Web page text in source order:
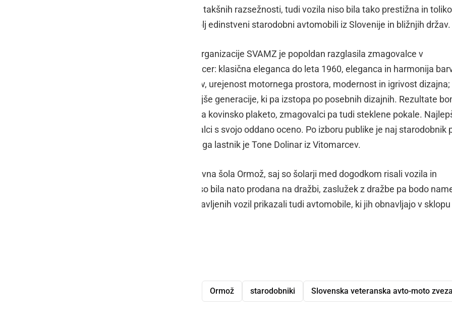
Ormoška prireditev še sicer ni imela takšnih razsežnosti, tudi vozila niso bila tako prestižna in toliko
vredna, so pa bili v konkurenci najbolj edinstveni starodobni avtomobili iz Slovenije in bližnjih držav.
Štiričlanska mednarodna komisija organizacije SVAMZ je popoldan razglasila zmagovalce v
posameznih, osmih kategorijah in sicer: klasična eleganca do leta 1960, eleganca in harmonija
eleganca notranjosti in instrumentov, urejenost motornega prostora, modernost in igrivost
in drzni in naj starodobno vozilo mlajše generacije, ki pa izstopa po posebnih dizajnih. Rezultate
objavili pozneje. Vsa vozila so prejela kovinsko plaketo, zmagovalci pa tudi steklene pokale.
starodobnika so izbrali tudi obiskovalci s svojo oddano oceno. Po izboru publike je naj starodobnik
Citroen Traksion, letnik 1947, katerega lastnik je Tone Dolinar iz Vitomarcev.
Na prireditvi je sodelovala tudi Osnovna šola Ormož, saj so šolarji med dogodkom risali vozila in
dogajanje. Njihova umetniška dela so bila nato prodana na dražbi, zaslužek z dražbe pa bodo
šolski sklad. Hkrati so v družbi razstavljenih vozil prikazali tudi avtomobile, ki jih obnavljajo v sklopu
Ormož starodobniki Slovenska veteranska avto-moto